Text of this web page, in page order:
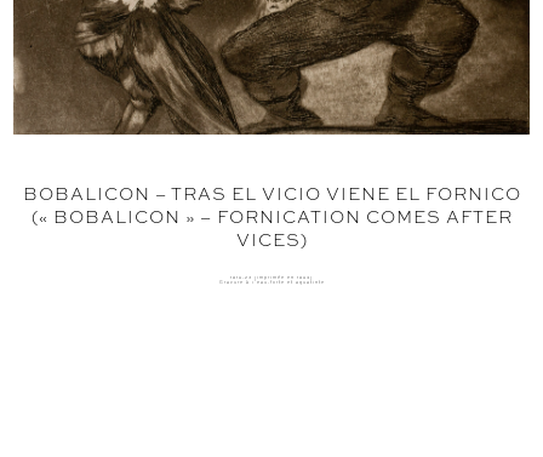
BOBALICON – TRAS EL VICIO VIENE EL FORNICO
(« BOBALICON » – FORNICATION COMES AFTER
VICES)
1816-23 (imprimée en 1864)
Gravure à l'eau-forte et aquatinte